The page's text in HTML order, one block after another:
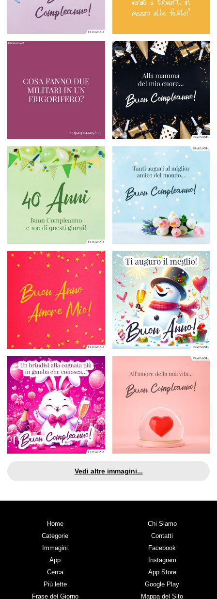
Vedi altre immagini...
Home
Categorie
Immagini
App
Cerca
Più lette
Frase del Giorno
Chi Siamo
Contatti
Facebook
Instagram
App Store
Google Play
Mappa del Sito